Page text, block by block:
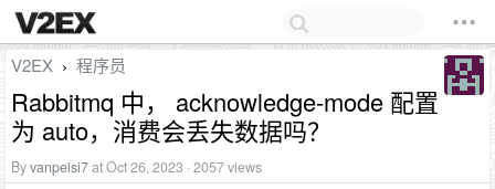
V2EX › 程序员
Rabbitmq 中， acknowledge-mode 配置
为 auto，消费会丢失数据吗？
Byvanpeisi7at Oct 26, 2023 · 2057 views